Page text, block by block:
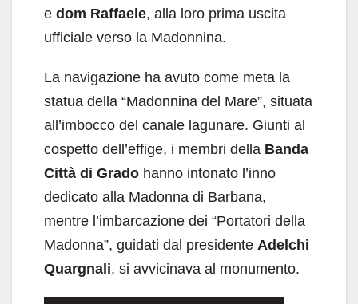
e dom Raffaele, alla loro prima uscita
ufficiale verso la Madonnina.
La navigazione ha avuto come meta la
statua della “Madonnina del Mare”, situata
all’imbocco del canale lagunare. Giunti al
cospetto dell’effige, i membri della Banda
Città di Grado hanno intonato l’inno
dedicato alla Madonna di Barbana,
mentre l’imbarcazione dei “Portatori della
Madonna”, guidati dal presidente Adelchi
Quargnali, si avvicinava al monumento.